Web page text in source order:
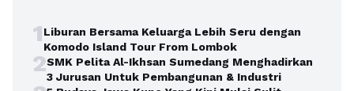
1Liburan Bersama Keluarga Lebih Seru dengan
Komodo Island Tour From Lombok
2SMK Pelita Al-Ikhsan Sumedang Menghadirkan
3 Jurusan Untuk Pembangunan & Industri